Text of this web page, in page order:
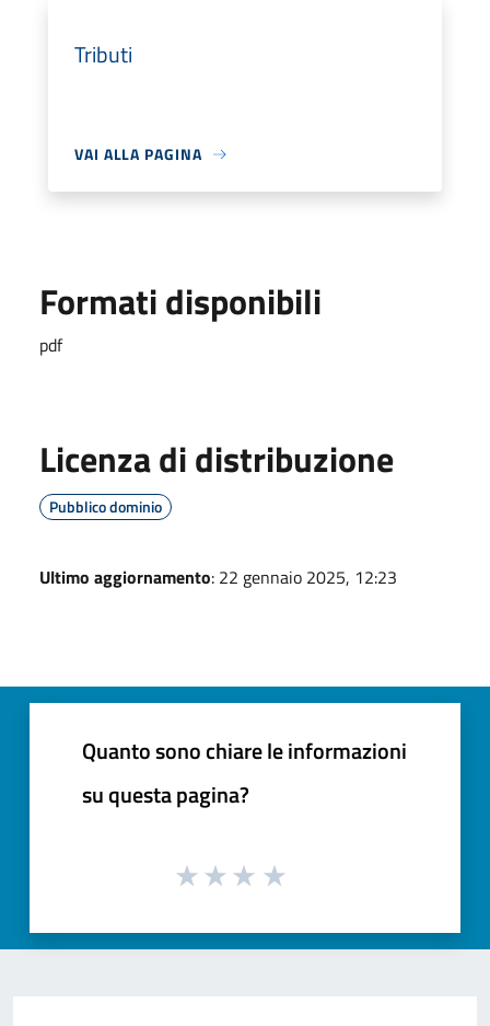
Tributi
VAI ALLA PAGINA
Formati disponibili
pdf
Licenza di distribuzione
Pubblico dominio
Ultimo aggiornamento: 22 gennaio 2025, 12:23
Quanto sono chiare le informazioni
su questa pagina?